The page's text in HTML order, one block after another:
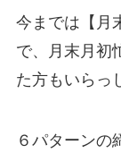
今までは【月
で、月末月初
た方もいらっ
６パターンの